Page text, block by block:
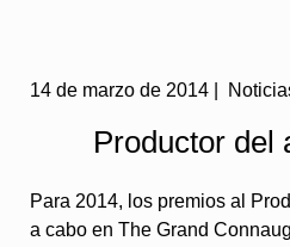
14 de marzo de 2014 |
Productor del
Para 2014, los premios al
a cabo en The Grand